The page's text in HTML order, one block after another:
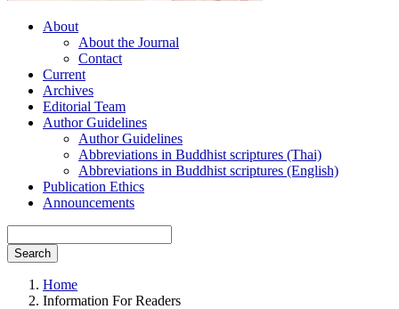
About
About the Journal
Contact
Current
Archives
Editorial Team
Author Guidelines
Author Guidelines
Abbreviations in Buddhist scriptures (Thai)
Abbreviations in Buddhist scriptures (English)
Publication Ethics
Announcements
Search
Home
Information For Readers